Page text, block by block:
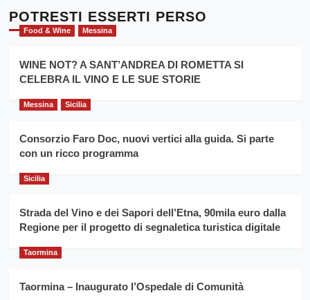
l’
evento
per
la
filiera
grano
Cronoscalata
Giarre
Montesalice
per
il
anno
Franco
Caruso
POTRESTI ESSERTI PERSO
Food & Wine Messina
WINE NOT? A SANT’ANDREA DI ROMETTA SI
CELEBRA IL VINO E LE SUE STORIE
Messina Sicilia
Consorzio Faro Doc, nuovi vertici alla guida. Si parte
con un ricco programma
Sicilia
Strada del Vino e dei Sapori dell’Etna, 90mila euro dalla
Regione per il progetto di segnaletica turistica digitale
Taormina
Taormina – Inaugurato l’Ospedale di Comunità